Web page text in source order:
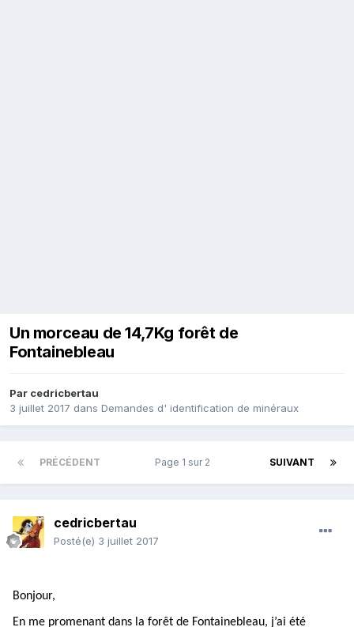
Un morceau de 14,7Kg forêt de
Fontainebleau
Par cedricbertau
3 juillet 2017 dans Demandes d' identification de minéraux
PRÉCÉDENT SUIVANT
Page 1 sur 2
cedricbertau
Posté(e) 3 juillet 2017
Bonjour,
En me promenant dans la forêt de Fontainebleau, j’ai été